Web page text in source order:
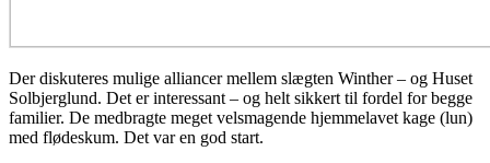
Der diskuteres mulige alliancer mellem slægten Winther – og Huset
Solbjerglund. Det er interessant – og helt sikkert til fordel for begge
familier. De medbragte meget velsmagende hjemmelavet kage (lun)
med flødeskum. Det var en god start.